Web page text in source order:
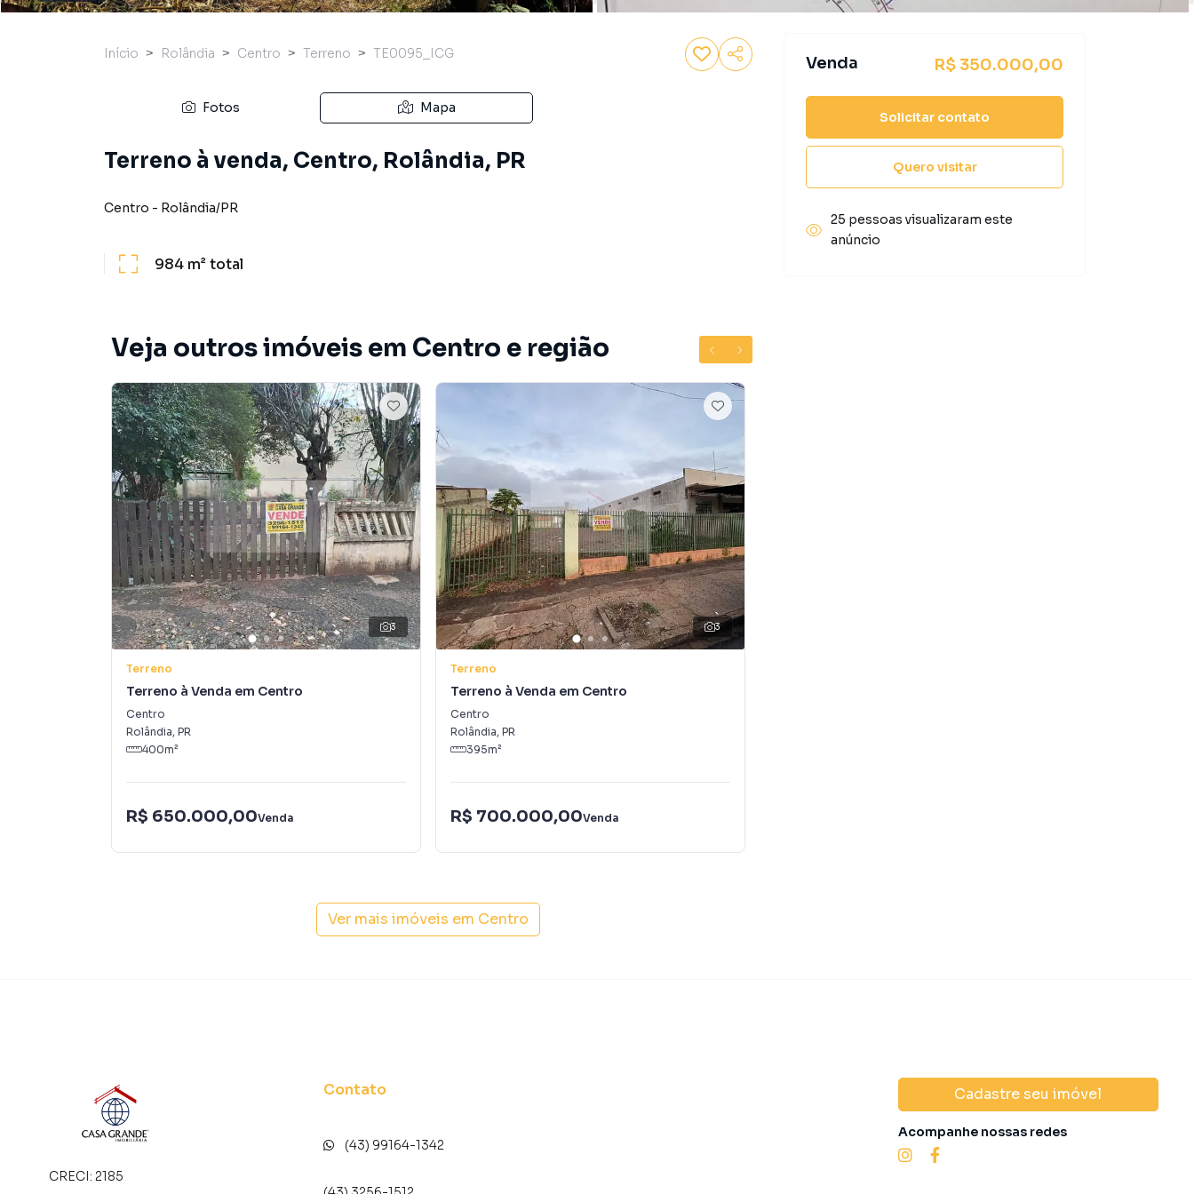
Início Rolândia Centro Terreno TE0095_ICG
Fotos Mapa
Terreno à venda, Centro, Rolândia, PR
Centro - Rolândia/PR
984 m²total
Veja outros imóveis em Centro e região
3
Terreno
Terreno à Venda em Centro
Centro
Rolândia, PR
400m²
R$ 650.000,00Venda
3
Terreno
Terreno à Venda em Centro
Centro
Rolândia, PR
395m²
R$ 700.000,00Venda
Ver mais imóveis em Centro
Venda R$ 350.000,00
Solicitar contato
Quero visitar
25 pessoas visualizaram este
anúncio
CRECI: 2185
Contato
(43) 99164-1342
Cadastre seu imóvel
Acompanhe nossas redes